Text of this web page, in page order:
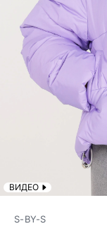
ВИДЕО
S-BY-S